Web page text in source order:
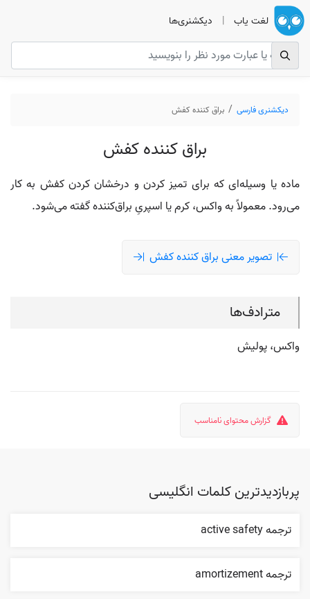
لغت یاب | دیکشنری‌ها
دیکشنری فارسی براق کننده کفش
براق کننده کفش
ماده یا وسیله‌ای که برای تمیز کردن و درخشان کردن کفش به کار
می‌رود. معمولاً به واکس، کرم یا اسپریِ براق‌کننده گفته می‌شود.
تصویر معنی براق کننده کفش
مترادف‌ها
واکس، پولیش
گزارش محتوای نامناسب
پربازدیدترین کلمات انگلیسی
ترجمه active safety
ترجمه amortizement